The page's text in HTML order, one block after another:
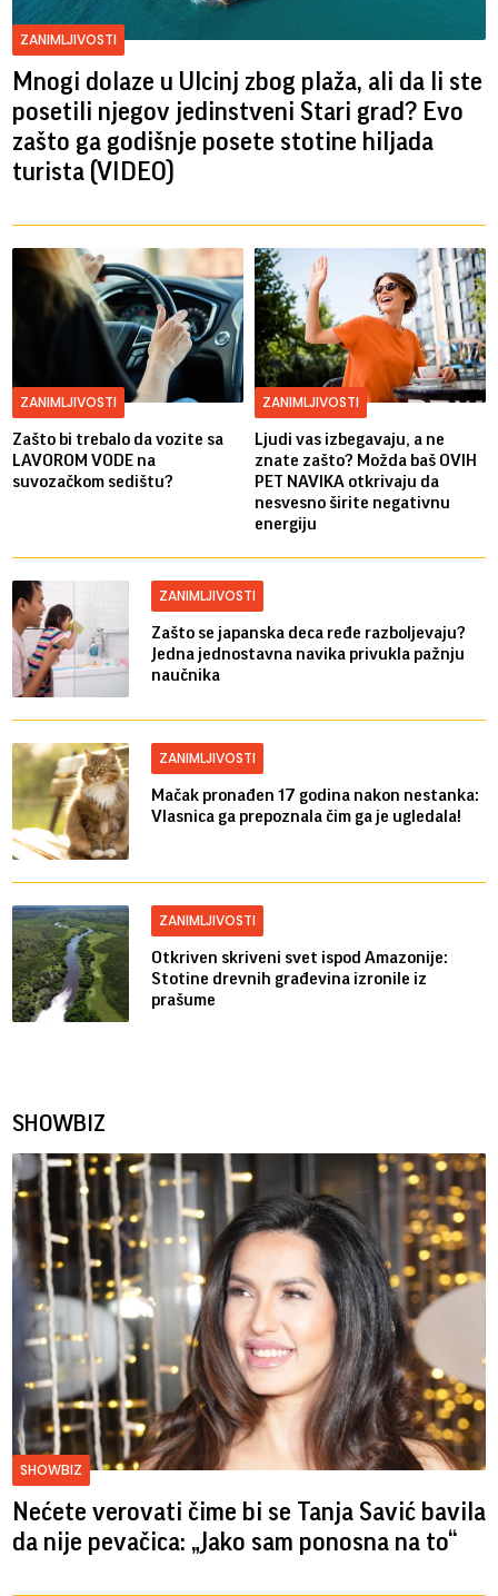
ZANIMLJIVOSTI
Mnogi dolaze u Ulcinj zbog plaža, ali da li ste
posetili njegov jedinstveni Stari grad? Evo
zašto ga godišnje posete stotine hiljada
turista (VIDEO)
ZANIMLJIVOSTI
Zašto bi trebalo da vozite sa
LAVOROM VODE na
suvozačkom sedištu?
ZANIMLJIVOSTI
Ljudi vas izbegavaju, a ne
znate zašto? Možda baš OVIH
PET NAVIKA otkrivaju da
nesvesno širite negativnu
energiju
ZANIMLJIVOSTI
Zašto se japanska deca ređe razboljevaju?
Jedna jednostavna navika privukla pažnju
naučnika
ZANIMLJIVOSTI
Mačak pronađen 17 godina nakon nestanka:
Vlasnica ga prepoznala čim ga je ugledala!
ZANIMLJIVOSTI
Otkriven skriveni svet ispod Amazonije:
Stotine drevnih građevina izronile iz
prašume
SHOWBIZ
SHOWBIZ
Nećete verovati čime bi se Tanja Savić bavila
da nije pevačica: „Jako sam ponosna na to“